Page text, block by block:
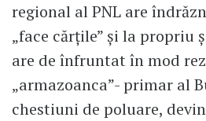
regional al PNL are
„face cărțile” și la propriu
are de înfruntat în mod
„armazoanca”- primar al
chestiuni de poluare,